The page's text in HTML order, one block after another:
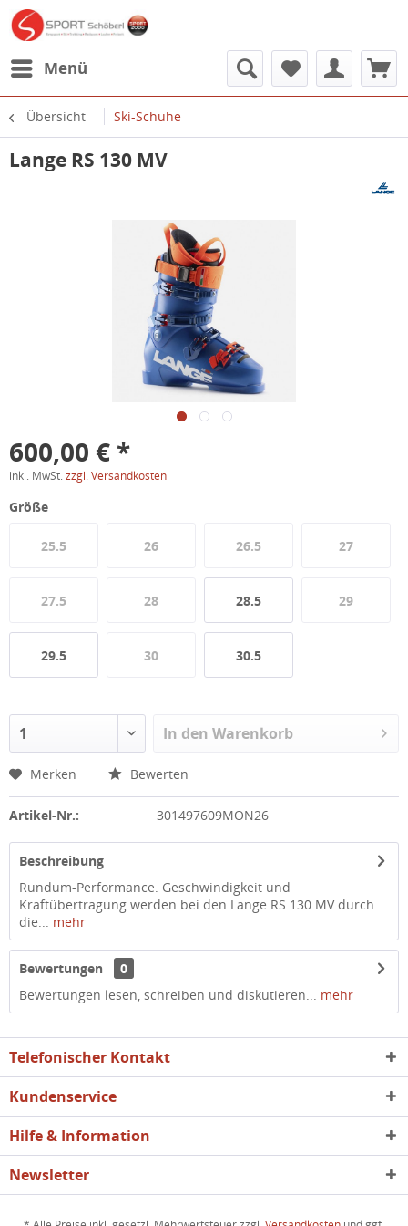
Menü
Übersicht Ski-Schuhe
Lange RS 130 MV
600,00 € *
inkl. MwSt. zzgl. Versandkosten
Größe
25.5 26 26.5 27
27.5 28 28.5 29
29.5 30 30.5
In den Warenkorb
Merken Bewerten
Artikel-Nr.: 301497609MON26
Beschreibung
Rundum-Performance. Geschwindigkeit und
Kraftübertragung werden bei den Lange RS 130 MV durch
die... mehr
Bewertungen
0
Bewertungen lesen, schreiben und diskutieren... mehr
Telefonischer Kontakt
Kundenservice
Hilfe & Information
Newsletter